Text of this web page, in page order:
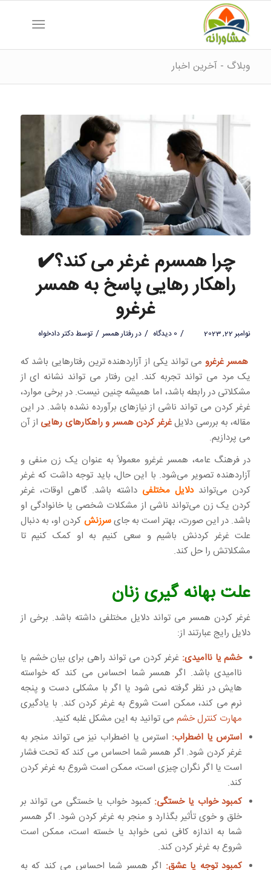
وبلاگ - آخرین اخبار
چرا همسرم غرغر می کند؟✔️
راهکار رهایی پاسخ به همسر
غرغرو
نوامبر 22, 2023 / 0 دیدگاه / در رفتار همسر / توسطدکتر دادخواه
همسر غرغرو می تواند یکی از آزاردهنده ترین رفتارهایی باشد که
یک مرد می تواند تجربه کند. این رفتار می تواند نشانه ای از
مشکلاتی در رابطه باشد، اما همیشه چنین نیست. در برخی موارد،
غرغر کردن می تواند ناشی از نیازهای برآورده نشده باشد. در این
مقاله، به بررسی دلایلغرغر کردن همسر و راهکارهای رهایی از آن
می پردازیم.
در فرهنگ عامه، همسر غرغرو معمولاً به عنوان یک زن منفی و
آزاردهنده تصویر می‌شود. با این حال، باید توجه داشت که غرغر
کردن می‌توانددلایل مختلفی داشته باشد. گاهی اوقات، غرغر
کردن یک زن می‌تواند ناشی از مشکلات شخصی یا خانوادگی او
باشد. در این صورت، بهتر است به جایسرزنش کردن او، به دنبال
علت غرغر کردنش باشیم و سعی کنیم به او کمک کنیم تا
مشکلاتش را حل کند.
علت بهانه گیری زنان
غرغر کردن همسر می تواند دلایل مختلفی داشته باشد. برخی از
دلایل رایج عبارتند از:
خشم یا ناامیدی: غرغر کردن می تواند راهی برای بیان خشم یا
ناامیدی باشد. اگر همسر شما احساس می کند که خواسته
هایش در نظر گرفته نمی شود یا اگر با مشکلی دست و پنجه
نرم می کند، ممکن است شروع به غرغر کردن کند. با یادگیری
مهارت کنترل خشممی توانید به این مشکل غلبه کنید.
استرس یا اضطراب: استرس یا اضطراب نیز می تواند منجر به
غرغر کردن شود. اگر همسر شما احساس می کند که تحت فشار
است یا اگر نگران چیزی است، ممکن است شروع به غرغر کردن
کند.
کمبود خواب یا خستگی: کمبود خواب یا خستگی می تواند بر
خلق و خوی تأثیر بگذارد و منجر به غرغر کردن شود. اگر همسر
شما به اندازه کافی نمی خوابد یا خسته است، ممکن است
شروع به غرغر کردن کند.
کمبود توجه یا عشق: اگر همسر شما احساس می کند که به